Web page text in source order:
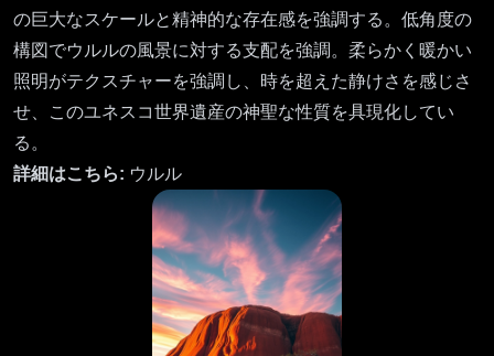
の巨大なスケールと精神的な存在感を強調する。低角度の
構図でウルルの風景に対する支配を強調。柔らかく暖かい
照明がテクスチャーを強調し、時を超えた静けさを感じさ
せ、このユネスコ世界遺産の神聖な性質を具現化してい
る。
詳細はこちら: ウルル